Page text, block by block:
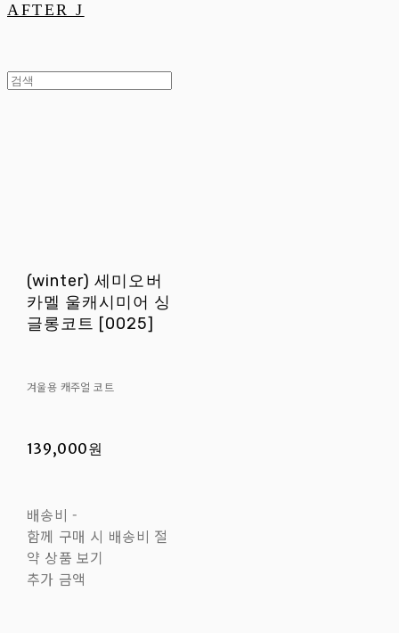
AFTER J
(winter) 세미오버
카멜 울캐시미어 싱
글롱코트 [0025]
겨울용 캐주얼 코트
139,000원
배송비 -
함께 구매 시 배송비 절
약 상품 보기
추가 금액